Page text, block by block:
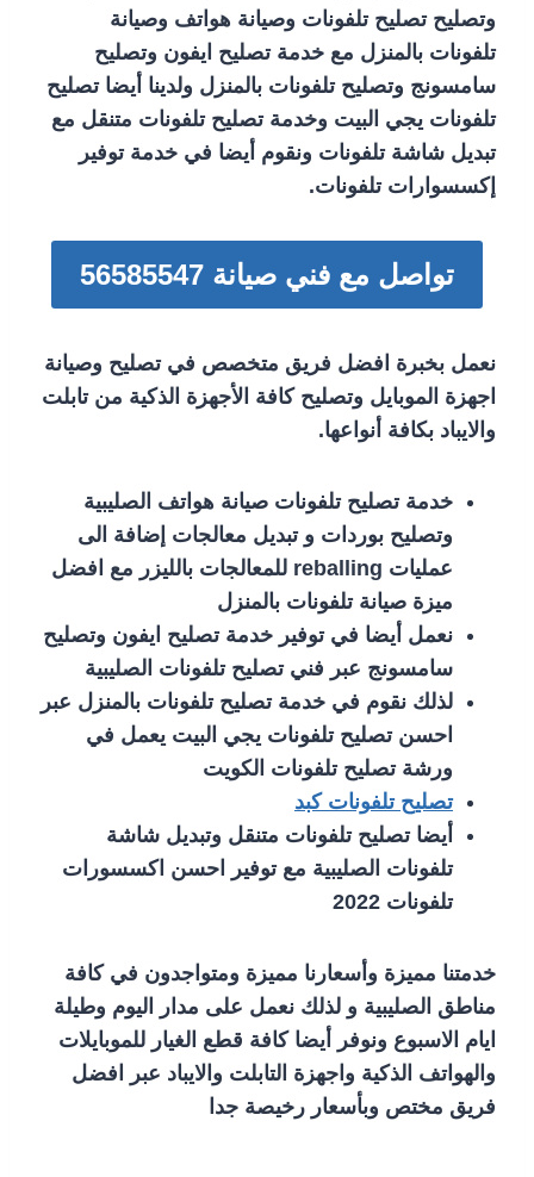
وتصليح تصليح تلفونات وصيانة هواتف وصيانة
تلفونات بالمنزل مع خدمة تصليح ايفون وتصليح
سامسونج وتصليح تلفونات بالمنزل ولدينا أيضا تصليح
تلفونات يجي البيت وخدمة تصليح تلفونات متنقل مع
تبديل شاشة تلفونات ونقوم أيضا في خدمة توفير
إكسسوارات تلفونات.
تواصل مع فني صيانة 56585547
نعمل بخبرة افضل فريق متخصص في تصليح وصيانة
اجهزة الموبايل وتصليح كافة الأجهزة الذكية من تابلت
والايباد بكافة أنواعها.
خدمة تصليح تلفونات صيانة هواتف الصليبية
وتصليح بوردات و تبديل معالجات إضافة الى
عمليات reballing للمعالجات بالليزر مع افضل
ميزة صيانة تلفونات بالمنزل
نعمل أيضا في توفير خدمة تصليح ايفون وتصليح
سامسونج عبر فني تصليح تلفونات الصليبية
لذلك نقوم في خدمة تصليح تلفونات بالمنزل عبر
احسن تصليح تلفونات يجي البيت يعمل في
ورشة تصليح تلفونات الكويت
تصليح تلفونات كبد
أيضا تصليح تلفونات متنقل وتبديل شاشة
تلفونات الصليبية مع توفير احسن اكسسورات
تلفونات 2022
خدمتنا مميزة وأسعارنا مميزة ومتواجدون في كافة
مناطق الصليبية و لذلك نعمل على مدار اليوم وطيلة
ايام الاسبوع ونوفر أيضا كافة قطع الغيار للموبايلات
والهواتف الذكية واجهزة التابلت والايباد عبر افضل
فريق مختص وبأسعار رخيصة جدا